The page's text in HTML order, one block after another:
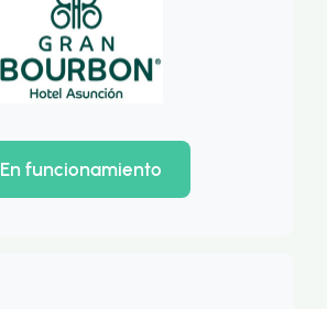
En funcionamiento